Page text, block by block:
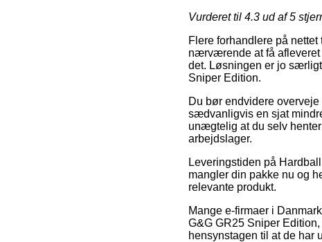
Vurderet til 4.3 ud af 5
Flere forhandlere på
nærværende at få afleveret
det. Løsningen er jo
Sniper Edition.
Du bør endvidere
sædvanligvis en sjat
unægtelig at du selv
arbejdslager.
Leveringstiden på
mangler din pakke nu og
relevante produkt.
Mange e-firmaer i
G&G GR25 Sniper
hensynstagen til at de har